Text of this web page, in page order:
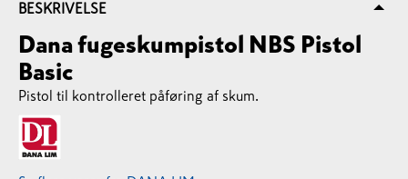
BESKRIVELSE
Dana fugeskumpistol NBS Pistol
Basic
Pistol til kontrolleret påføring af skum.